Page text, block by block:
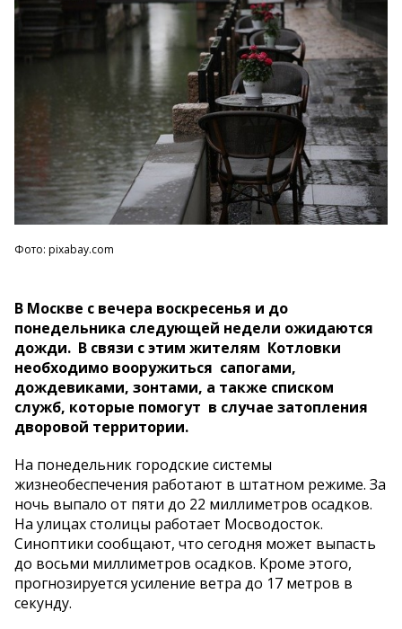
Фото: pixabay.com
В Москве с вечера воскресенья и до
понедельника следующей недели ожидаются
дожди. В связи с этим жителям Котловки
необходимо вооружиться сапогами,
дождевиками, зонтами, а также списком
служб, которые помогут в случае затопления
дворовой территории.
На понедельник городские системы
жизнеобеспечения работают в штатном режиме. За
ночь выпало от пяти до 22 миллиметров осадков.
На улицах столицы работает Мосводосток.
Синоптики сообщают, что сегодня может выпасть
до восьми миллиметров осадков. Кроме этого,
прогнозируется усиление ветра до 17 метров в
секунду.